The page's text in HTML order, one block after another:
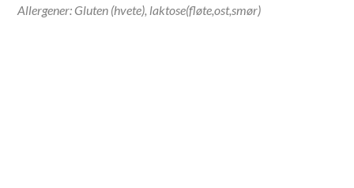
Allergener: Gluten (hvete), laktose(fløte,ost,smør)